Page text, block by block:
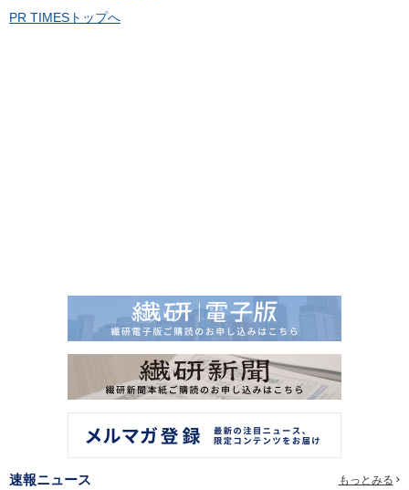
PR TIMESトップへ
速報ニュース もっとみる